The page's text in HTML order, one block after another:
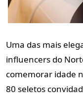
Uma das mais
influencers do
comemorar idade
80 seletos